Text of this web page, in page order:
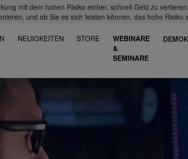
mit dem hohen Risiko einher, schnell Geld zu
und ob Sie es sich leisten können, das hohe Risiko
NEUIGKEITEN STORE
WEBINARE
&
SEMINARE